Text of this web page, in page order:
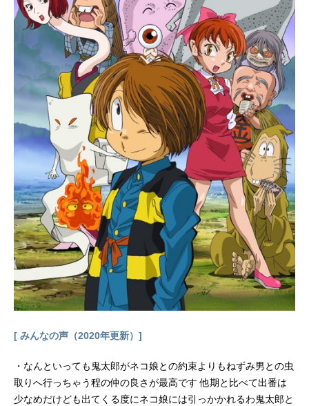
山みなみ毛利小五郎：小山力也毛利
蘭：岡村明美工藤新一：山口勝平阿
笠博士：緒方賢一元太：高木渉光
彦：大谷育江歩美：岩居由希子灰原
哀：林原めぐみ服部平次：堀川りょ
う遠山和葉：宮村優子鈴木園子：松
井菜桜子京極真：檜山修之世良真
純：日髙のり子工藤優作：田中秀幸
工藤有希子：島本須美妃英理：高島
雅羅目暮警部：茶風林高木刑事：高
木渉千葉和伸：千葉一伸白鳥任三
郎：井上和彦佐藤美和子：湯屋敦子
ジン：堀之紀ウォッカ：立木文彦
スタッフ原作：青山剛昌企画：諏訪
道彦チーフ・プロデューサー：松本
拓也 石山桂一プロデューサー：米
倉功人 寺島清晃アソシエイトプロ
デューサー：近藤秀峰監督：山本泰
一郎音楽：大野克夫キャラクター・
デザイン...
[ みんなの声（2020年更新）]
・なんといっても鬼太郎がネコ娘との約束よりもねずみ男との虫
取りへ行っちゃう程の仲の良さが最高です 他期と比べて出番は
少なめだけども出てくる度にネコ娘には引っかかれるわ鬼太郎と